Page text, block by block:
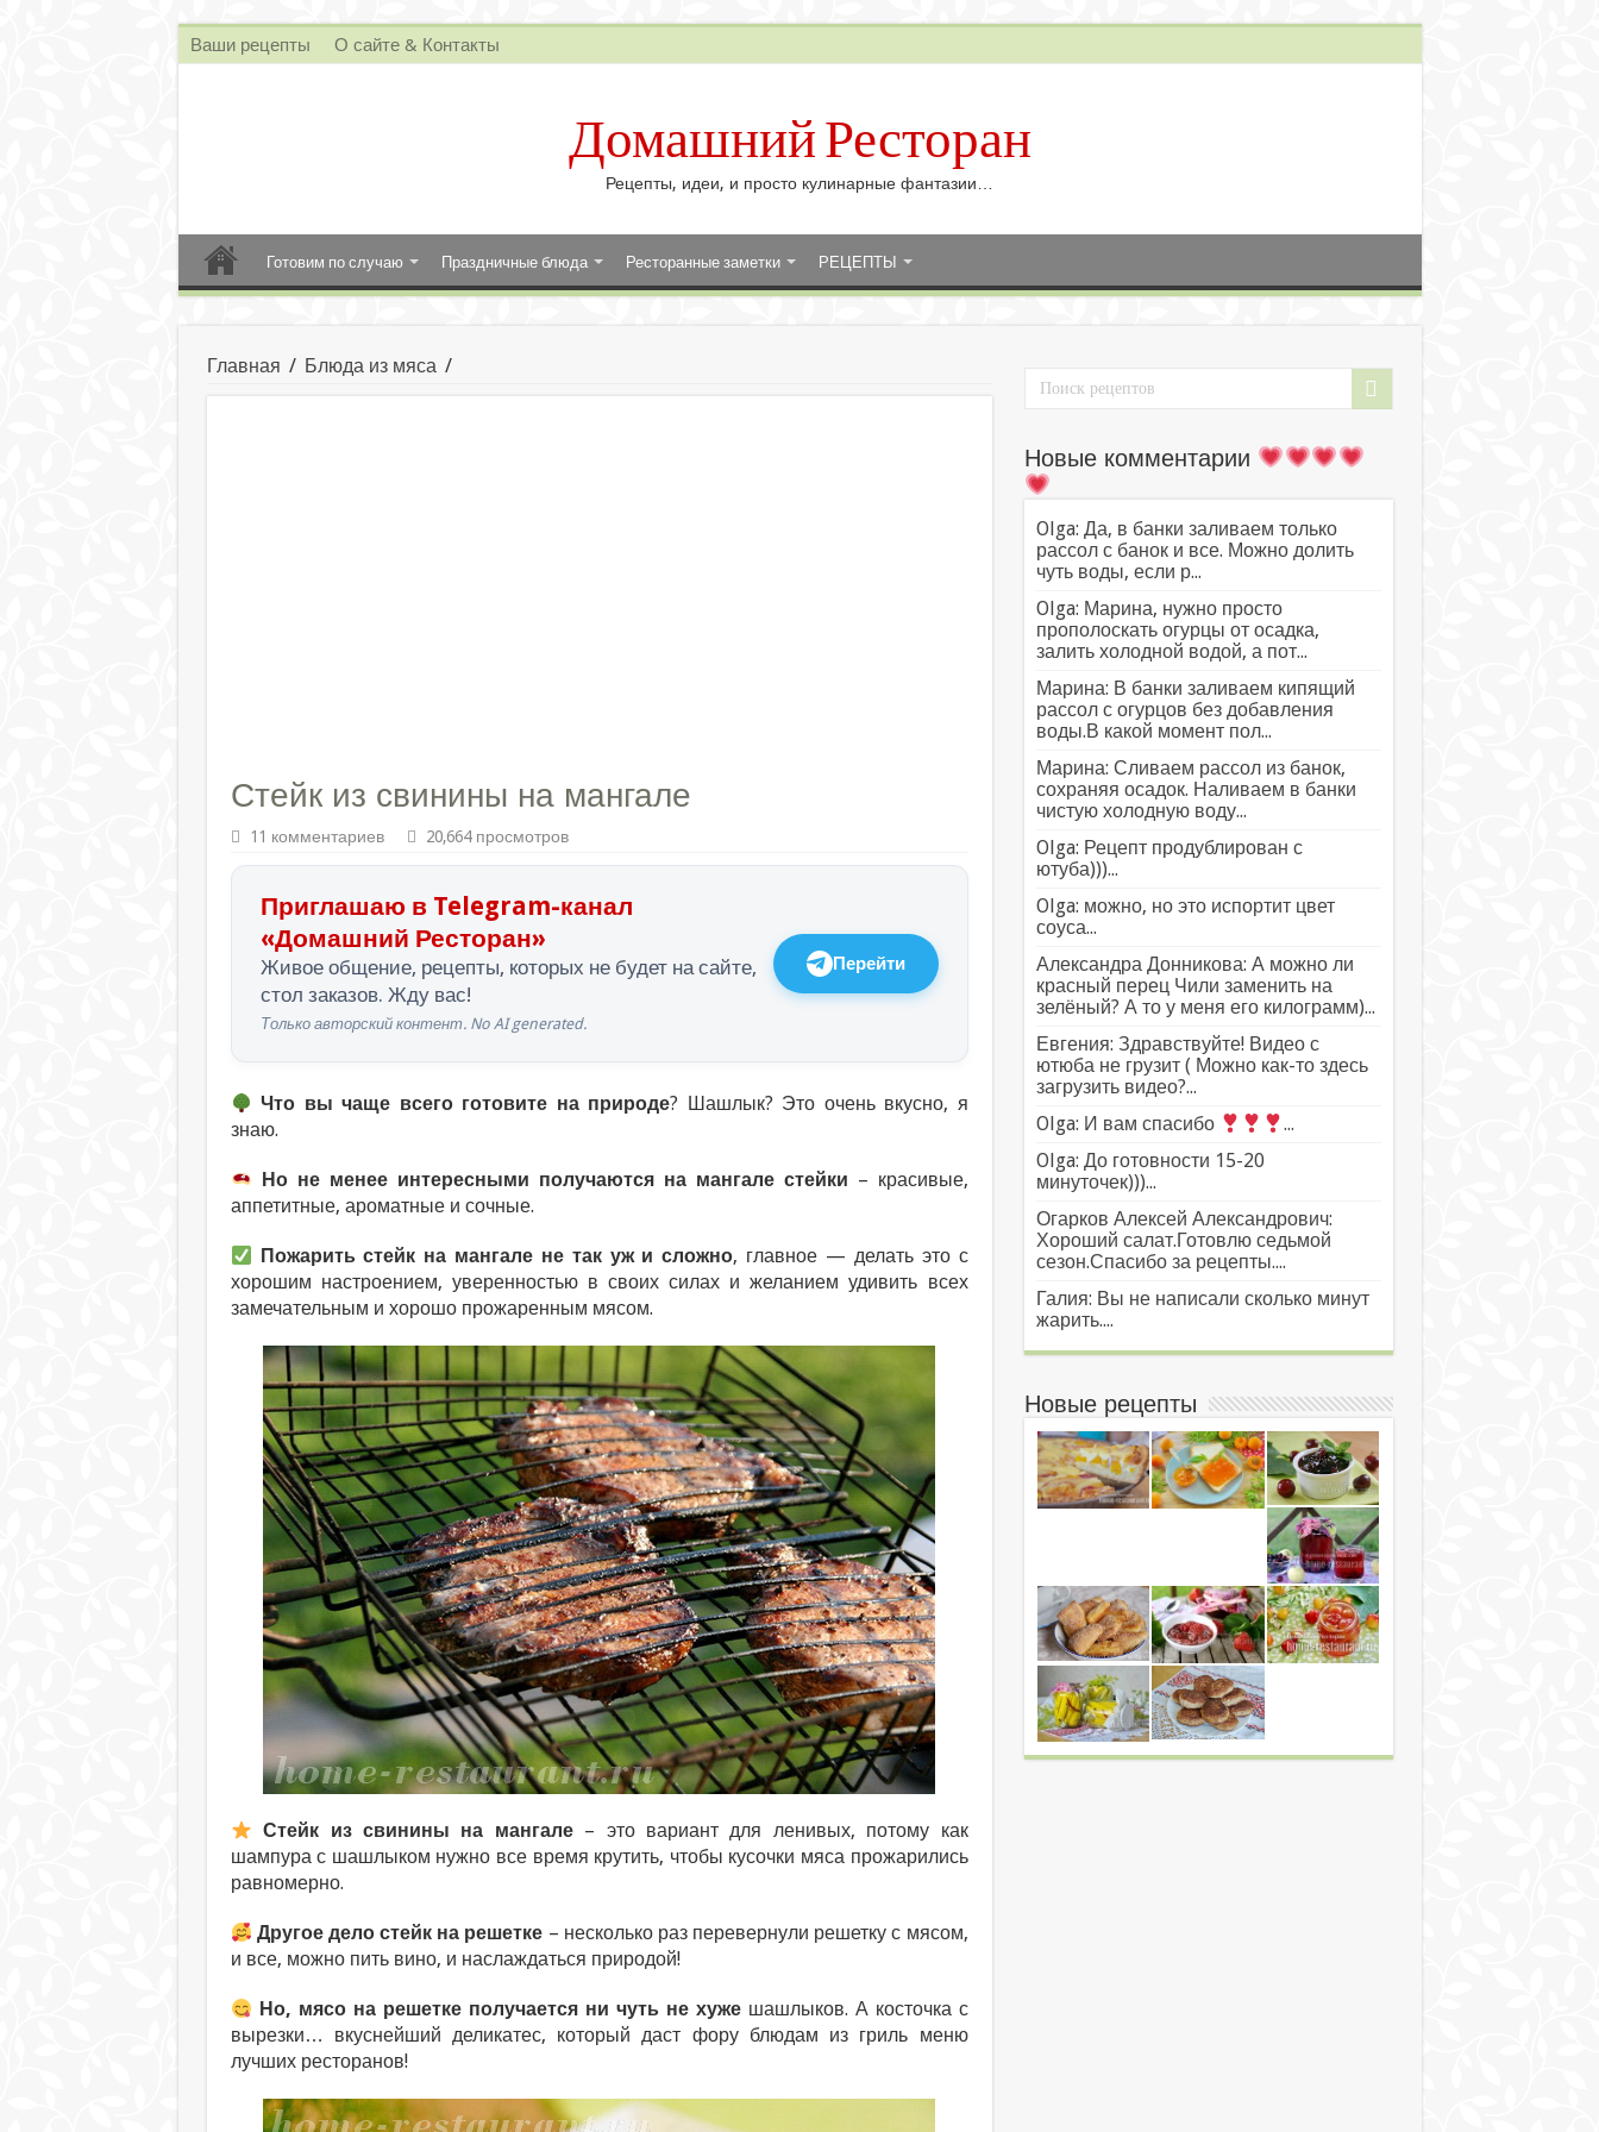
Ваши рецепты О сайте & Контакты
Домашний Ресторан
Рецепты, идеи, и просто кулинарные фантазии…
Готовим по случаю Праздничные блюда Ресторанные заметки РЕЦЕПТЫ
Главная / Блюда из мяса /
Стейк из свинины на мангале
11 комментариев 20,664 просмотров
Приглашаю в Telegram-канал
«Домашний Ресторан»
Живое общение, рецепты, которых не будет на сайте,
стол заказов. Жду вас!
Только авторский контент. No AI generated.
Перейти
Что вы чаще всего готовите на природе? Шашлык? Это очень вкусно, я
знаю.
Но не менее интересными получаются на мангале стейки – красивые,
аппетитные, ароматные и сочные.
Пожарить стейк на мангале не так уж и сложно, главное — делать это с
хорошим настроением, уверенностью в своих силах и желанием удивить всех
замечательным и хорошо прожаренным мясом.
Стейк из свинины на мангале– это вариант для ленивых, потому как
шампура с шашлыком нужно все время крутить, чтобы кусочки мяса прожарились
равномерно.
Другое дело стейк на решетке – несколько раз перевернули решетку с мясом,
и все, можно пить вино, и наслаждаться природой!
Но, мясо на решетке получается ни чуть не хужешашлыков. А косточка с
вырезки… вкуснейший деликатес, который даст фору блюдам из гриль меню
лучших ресторанов!
Новые комментарии
Olga: Да, в банки заливаем только
рассол с банок и все. Можно долить
чуть воды, если р...
Olga: Марина, нужно просто
прополоскать огурцы от осадка,
залить холодной водой, а пот...
Марина: В банки заливаем кипящий
рассол с огурцов без добавления
воды.В какой момент пол...
Марина: Сливаем рассол из банок,
сохраняя осадок. Наливаем в банки
чистую холодную воду...
Olga: Рецепт продублирован с
ютуба)))...
Olga: можно, но это испортит цвет
соуса...
Александра Донникова: А можно ли
красный перец Чили заменить на
зелёный? А то у меня его килограмм)...
Евгения: Здравствуйте! Видео с
ютюба не грузит ( Можно как-то здесь
загрузить видео?...
Olga: И вам спасибо
...
Olga: До готовности 15-20
минуточек)))...
Огарков Алексей Александрович:
Хороший салат.Готовлю седьмой
сезон.Спасибо за рецепты....
Галия: Вы не написали сколько минут
жарить....
Новые рецепты